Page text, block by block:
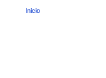
Inicio